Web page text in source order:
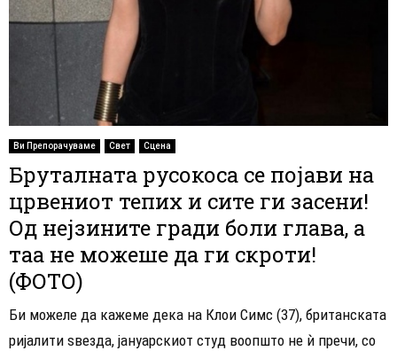
Ви Препорачуваме Свет Сцена
Бруталната русокоса се појави на
црвениот тепих и сите ги засени!
Од нејзините гради боли глава, а
таа не можеше да ги скроти!
(ФОТО)
Би можеле да кажеме дека на Клои Симс (37), британската
ријалити ѕвезда, јануарскиот студ воопшто не ѝ пречи, со